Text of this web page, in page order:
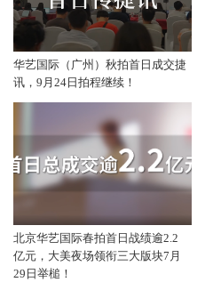
华艺国际（广州）秋拍首日成交捷
讯，9月24日拍程继续！
北京华艺国际春拍首日战绩逾2.2
亿元，大美夜场领衔三大版块7月
29日举槌！